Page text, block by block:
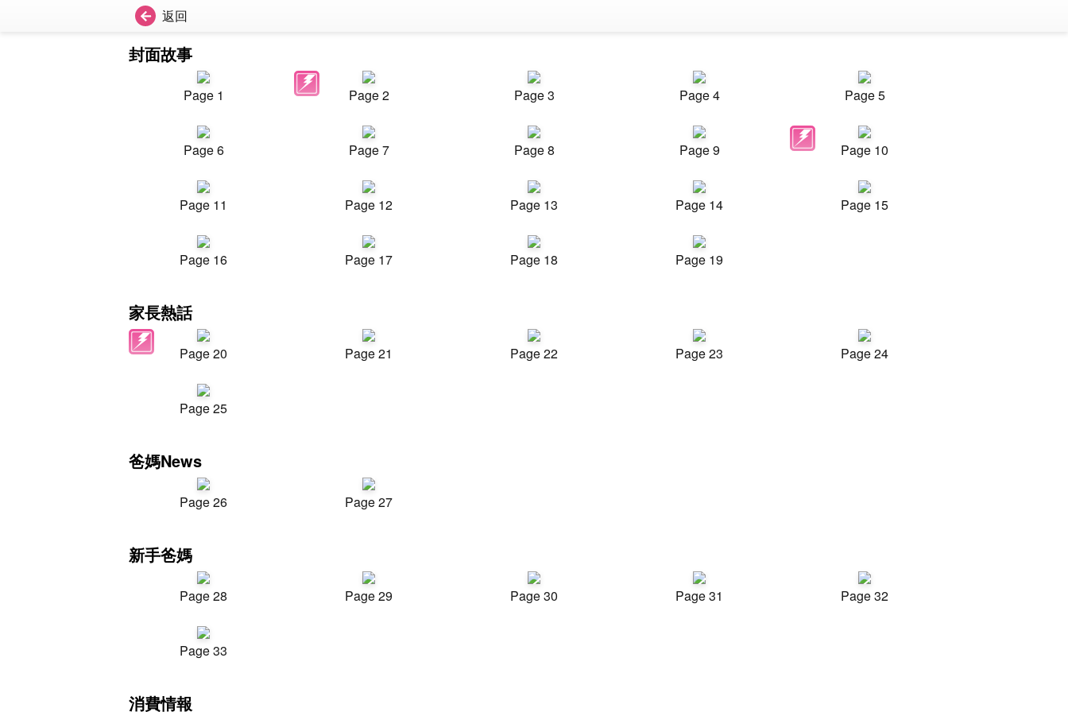
返回
封面故事
Page 1 Page 2 Page 3 Page 4 Page 5
Page 6 Page 7 Page 8 Page 9 Page 10
Page 11 Page 12 Page 13 Page 14 Page 15
Page 16 Page 17 Page 18 Page 19
家長熱話
Page 20 Page 21 Page 22 Page 23 Page 24
Page 25
爸媽News
Page 26 Page 27
新手爸媽
Page 28 Page 29 Page 30 Page 31 Page 32
Page 33
消費情報